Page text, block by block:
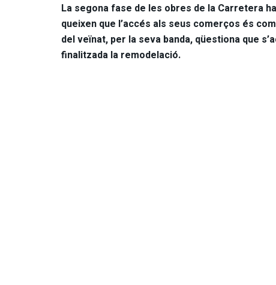
La segona fase de les obres de la Carretera
queixen que l’accés als seus comerços és
del veïnat, per la seva banda, qüestiona que
finalitzada la remodelació.